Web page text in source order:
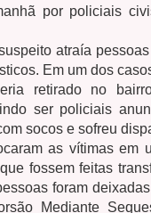
por policiais
atraía
Em um dos
retirado no
ser policiais
socos e sofreu
as vítimas em
fossem feitas
foram
Mediante